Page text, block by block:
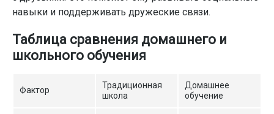
навыки и поддерживать дружеские связи.
Таблица сравнения домашнего и
школьного обучения
Фактор
Традиционная
школа
Домашнее
обучение